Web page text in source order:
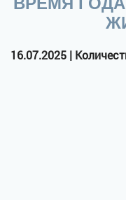
16.07.2025 |